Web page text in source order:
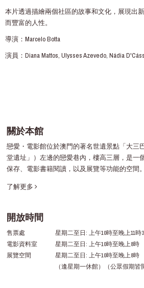
本片透過描繪兩個社區的故事和文化，展現出
而豐富的人性。
導演：Marcelo Botta
演員：Diana Mattos, Ulysses Azevedo, Nádia
關於本館
戀愛・電影館位於澳門的著名世遺景點「大三
堂遺址」）左邊的戀愛巷內，樓高三層，是一
保存、電影書籍閱讀，以及展覽等功能的空間。
了解更多
開放時間
售票處
星期二至日: 上午10時至晚上11時
電影資料室
星期二至日: 上午10時至晚上8時
展覽空間
星期二至日: 上午10時至晚上8時
（逢星期一休館）（公眾假期皆